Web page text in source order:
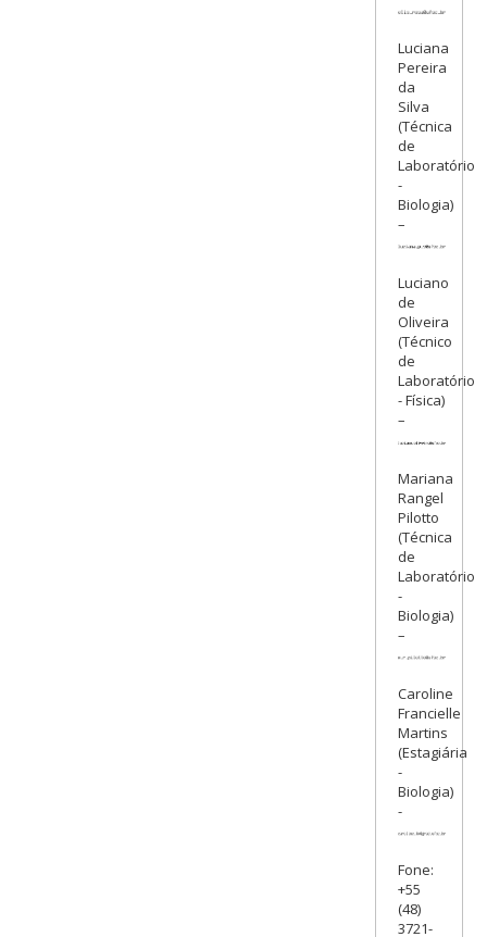
Luciana
Pereira
da
Silva
(Técnica
de
Laboratório
-
Biologia)
–
Luciano
de
Oliveira
(Técnico
de
Laboratório
- Física)
–
Mariana
Rangel
Pilotto
(Técnica
de
Laboratório
-
Biologia)
–
Caroline
Francielle
Martins
(Estagiária
-
Biologia)
-
Fone:
+55
(48)
3721-